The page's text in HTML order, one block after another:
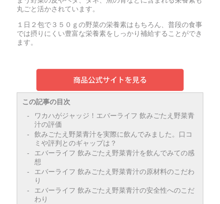
丸ごと活かされています。
１日２包で３５０ｇの野菜の栄養素はもちろん、普段の食事
では摂りにくい豊富な栄養素をしっかり補給することができ
ます。
この記事の目次
ワカハがジャッジ！エバーライフ 飲みごたえ野菜青
汁の評価
飲みごたえ野菜青汁を実際に飲んでみました。口コ
ミや評判とのギャップは？
エバーライフ 飲みごたえ野菜青汁を飲んでみての感
想
エバーライフ 飲みごたえ野菜青汁の原材料のこだわ
り
エバーライフ 飲みごたえ野菜青汁の安全性へのこだ
わり